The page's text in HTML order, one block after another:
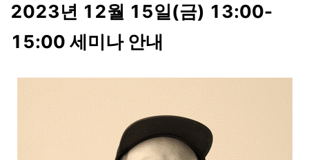
2023년 12월 15일(금) 13:00-
15:00 세미나 안내